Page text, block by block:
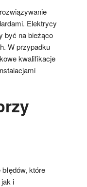
Elektrycy
być na bieżąco
W przypadku
kwalifikacje
które
i